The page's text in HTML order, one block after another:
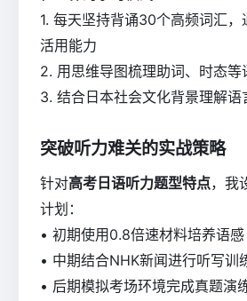
1. 每天坚持背诵30个高频词汇
活用能力
2. 用思维导图梳理助词、时态等
3. 结合日本社会文化背景理解语
突破听力难关的实战策略
针对高考日语听力题型特点，我
计划：
• 初期使用0.8倍速材料培养语感
• 中期结合NHK新闻进行听写训
• 后期模拟考场环境完成真题演